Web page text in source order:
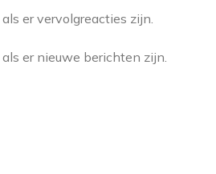
er vervolgreacties zijn.
er nieuwe berichten zijn.